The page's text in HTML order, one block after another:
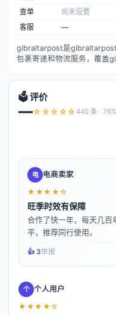
查单
尚未设置
客服
—
gibraltarpost是gibraltarpost
包裹寄递和物流服务，覆盖
🗳️ 评价
—☆☆☆☆☆ 440 条 ·
电 电商卖家
★★★★☆
旺季时效有保障
合作了快一年，每天几百
平，推荐同行使用。
👍️ 3举报
个 个人用户
★★★★☆